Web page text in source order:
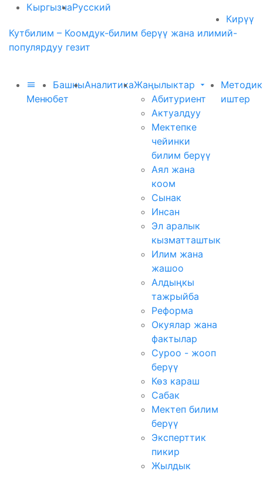
КыргызчаРусский
Кирүү
Кутбилим – Коомдук-билим берүү жана илимий-
популярдуу гезит
Меню
Башкы
бет
АналитикаЖаңылыктар
Абитуриент
Актуалдуу
Мектепке
чейинки
билим берүү
Аял жана
коом
Сынак
Инсан
Эл аралык
кызматташтык
Илим жана
жашоо
Алдыңкы
тажрыйба
Реформа
Окуялар жана
фактылар
Суроо - жооп
берүү
Көз караш
Сабак
Мектеп билим
берүү
Эксперттик
пикир
Жылдык
иштер